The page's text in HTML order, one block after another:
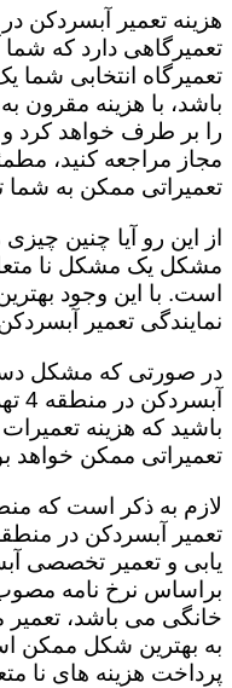
تعمیرگاهی دارد که شما
تعمیرگاه انتخابی شما
باشد، با هزینه
را بر طرف خواهد کرد و
مجاز مراجعه کنید،
تعمیراتی ممکن به شما
از این رو آیا چنین
مشکل یک مشکل نا
است. با این وجود
نمایندگی تعمیر
در صورتی که مشکل
باشید که هزینه
تعمیراتی ممکن خواهد
یابی و تعمیر تخصصی
براساس نرخ نامه مصوب
خانگی می باشد، تعمیر
به بهترین شکل ممکن
پرداخت هزینه های نا